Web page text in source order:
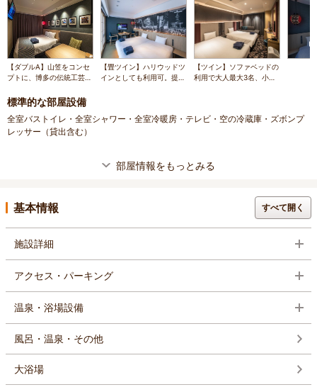
【ダブルA】山笠をコンセ
プトに、博多の伝統工芸な
す。
【畳ツイン】ハリウッドツ
インとしても利用可。提
【ツイン】ソファベッドの
利用で大人最大3名、小学
標準的な部屋設備
全室バストイレ・全室シャワー・全室冷暖房・テレビ・空の冷蔵庫・ズボンプ
レッサー（貸出含む）
部屋情報をもっとみる
基本情報 すべて開く
施設詳細
アクセス・パーキング
温泉・浴場設備
風呂・温泉・その他
大浴場